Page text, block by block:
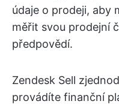
údaje o prodeji, aby
měřit svou prodejní
předpovědí.
Zendesk Sell
provádíte finanční